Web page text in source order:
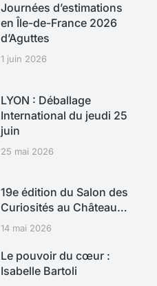
Journées d’estimations
en Île-de-France 2026
d’Aguttes
1 juin 2026
LYON : Déballage
International du jeudi 25
juin
25 mai 2026
19e édition du Salon des
Curiosités au Château…
14 mai 2026
Le pouvoir du cœur :
Isabelle Bartoli